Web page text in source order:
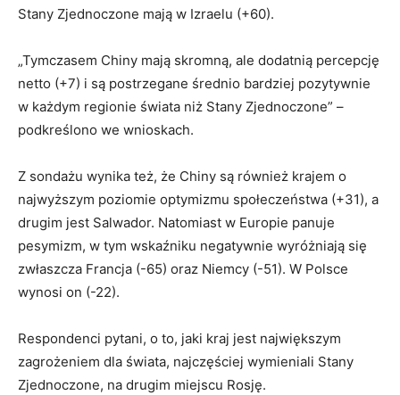
Stany Zjednoczone mają w Izraelu (+60).
„Tymczasem Chiny mają skromną, ale dodatnią percepcję
netto (+7) i są postrzegane średnio bardziej pozytywnie
w każdym regionie świata niż Stany Zjednoczone” –
podkreślono we wnioskach.
Z sondażu wynika też, że Chiny są również krajem o
najwyższym poziomie optymizmu społeczeństwa (+31), a
drugim jest Salwador. Natomiast w Europie panuje
pesymizm, w tym wskaźniku negatywnie wyróżniają się
zwłaszcza Francja (-65) oraz Niemcy (-51). W Polsce
wynosi on (-22).
Respondenci pytani, o to, jaki kraj jest największym
zagrożeniem dla świata, najczęściej wymieniali Stany
Zjednoczone, na drugim miejscu Rosję.